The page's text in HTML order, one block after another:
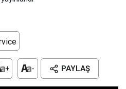
+ - PAYLAŞ